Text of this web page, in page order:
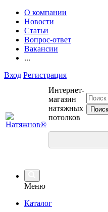
О компании
Новости
Статьи
Вопрос-ответ
Вакансии
...
Вход Регистрация
Интернет-
магазин
натяжных
потолков
Меню
Каталог